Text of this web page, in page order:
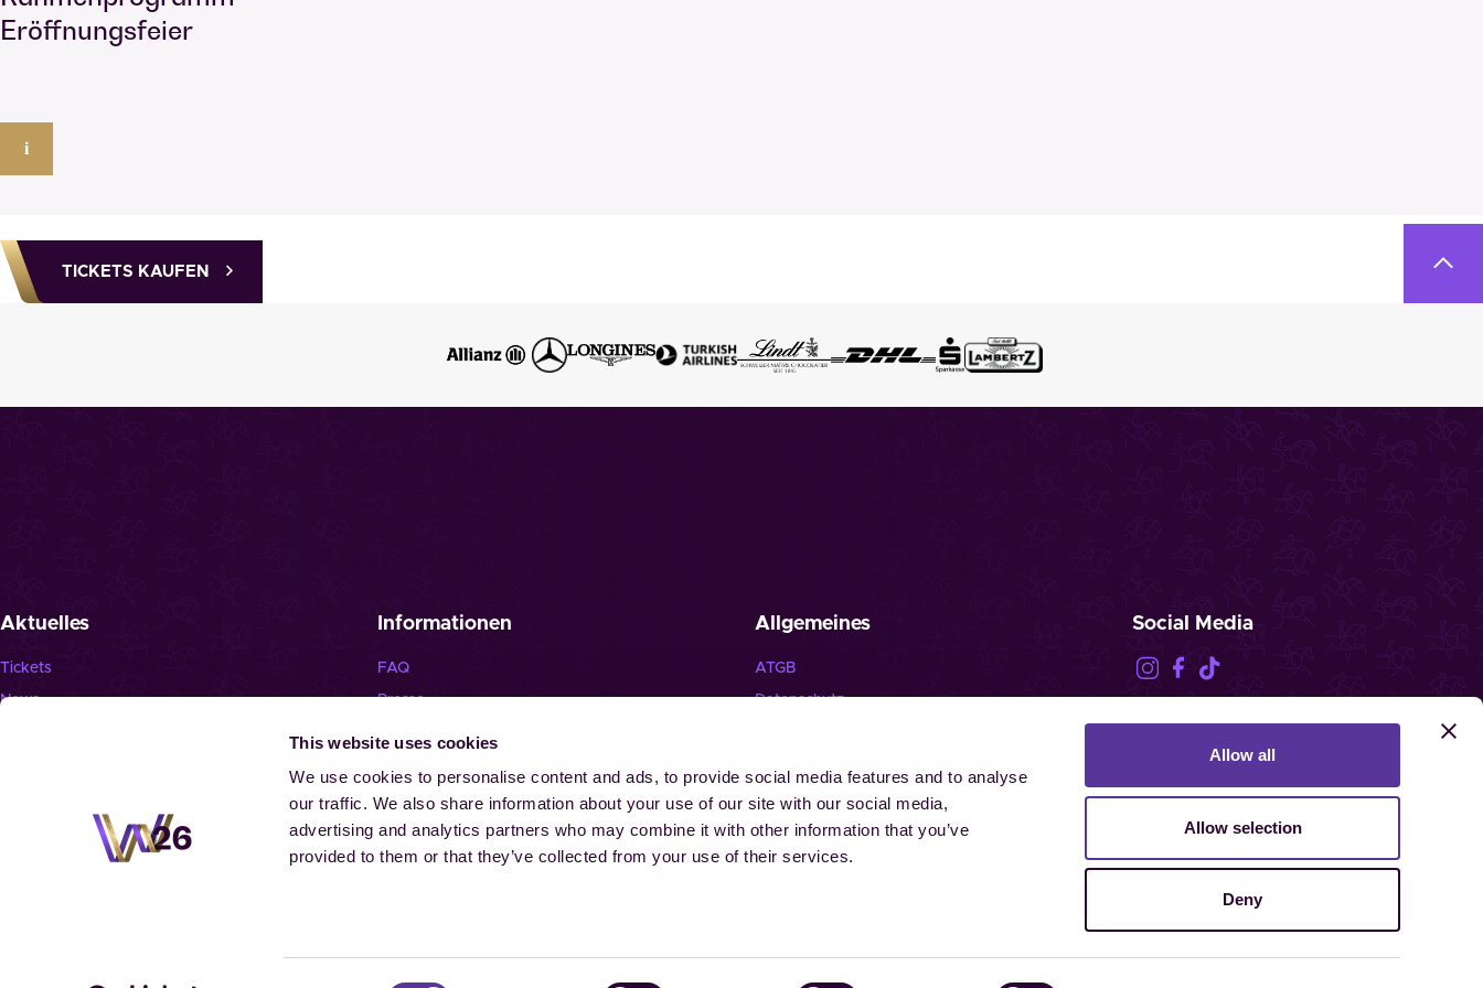
This website uses cookies
We use cookies to personalise content and ads, to provide social media features and to analyse
our traffic. We also share information about your use of our site with our social media,
advertising and analytics partners who may combine it with other information that you’ve
provided to them or that they’ve collected from your use of their services.
Allow all
Allow selection
Deny
Eröffnungsfeier
i
TICKETS KAUFEN
Aktuelles
Tickets
News
Informationen
FAQ
Presse
Allgemeines
ATGB
Datenschutz
Kontakt
Cookies
Social Media
© 2026 Aachen-Laurensberger Rennverein e.V. | Aachener Reitturnier GmbH. Alle Rechte vorbehalten.